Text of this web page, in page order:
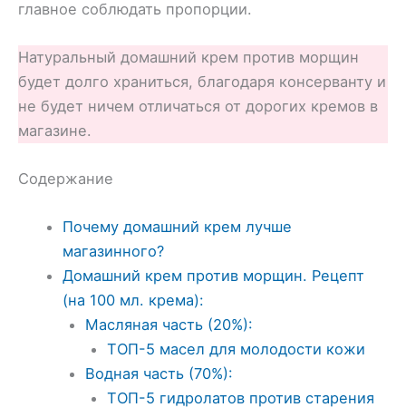
главное соблюдать пропорции.
Натуральный домашний крем против морщин
будет долго храниться, благодаря консерванту и
не будет ничем отличаться от дорогих кремов в
магазине.
Содержание
Почему домашний крем лучше
магазинного?
Домашний крем против морщин. Рецепт
(на 100 мл. крема):
Масляная часть (20%):
ТОП-5 масел для молодости кожи
Водная часть (70%):
ТОП-5 гидролатов против старения